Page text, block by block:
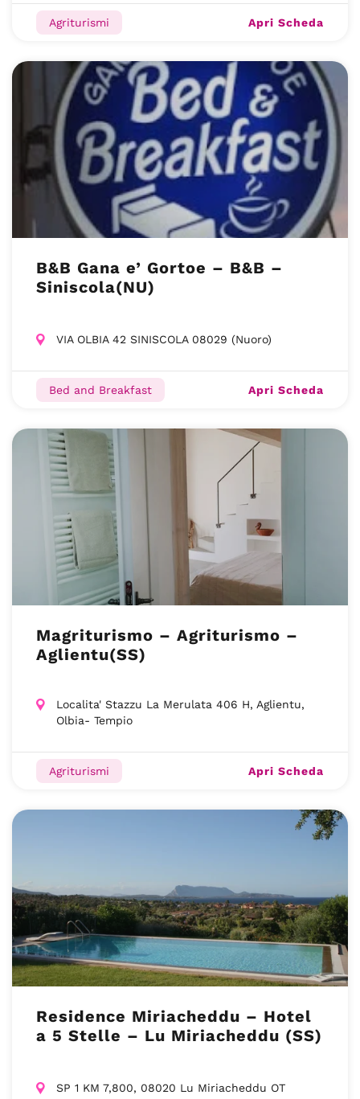
Agriturismi Apri Scheda
B&B Gana e’ Gortoe – B&B –
Siniscola(NU)
VIA OLBIA 42 SINISCOLA 08029 (Nuoro)
Bed and Breakfast Apri Scheda
Magriturismo – Agriturismo –
Aglientu(SS)
Localita' Stazzu La Merulata 406 H, Aglientu,
Olbia- Tempio
Agriturismi Apri Scheda
Residence Miriacheddu – Hotel
a 5 Stelle – Lu Miriacheddu (SS)
SP 1 KM 7,800, 08020 Lu Miriacheddu OT